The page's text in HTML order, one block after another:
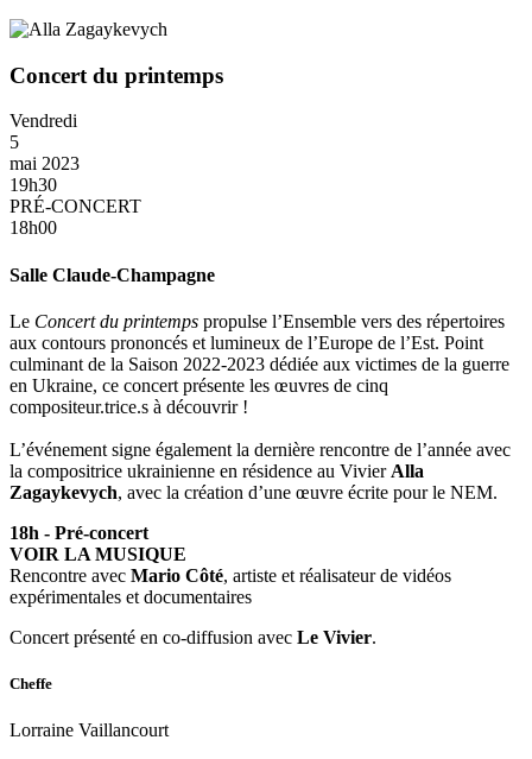
Concert du printemps
Vendredi
5
mai 2023
19h30
PRÉ-CONCERT
18h00
Salle Claude-Champagne
Le Concert du printemps propulse l’Ensemble vers des répertoires
aux contours prononcés et lumineux de l’Europe de l’Est. Point
culminant de la Saison 2022-2023 dédiée aux victimes de la guerre
en Ukraine, ce concert présente les œuvres de cinq
compositeur.trice.s à découvrir !
L’événement signe également la dernière rencontre de l’année avec
la compositrice ukrainienne en résidence au Vivier Alla
Zagaykevych, avec la création d’une œuvre écrite pour le NEM.
18h - Pré-concert
VOIR LA MUSIQUE
Rencontre avec Mario Côté, artiste et réalisateur de vidéos
expérimentales et documentaires
Concert présenté en co-diffusion avec Le Vivier.
Cheffe
Lorraine Vaillancourt